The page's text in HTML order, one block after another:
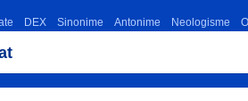
DEX Sinonime Antonime Neologisme